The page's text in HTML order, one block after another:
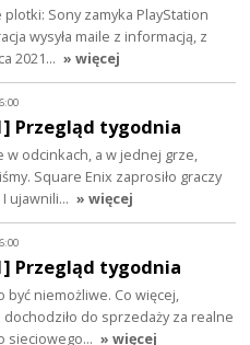
Sony zamyka PlayStation
wysyła maile z informacją, z
2021… » więcej
Przegląd tygodnia
w odcinkach, a w jednej grze,
Square Enix zaprosiło graczy
ujawnili… » więcej
Przegląd tygodnia
być niemożliwe. Co więcej,
dochodziło do sprzedaży za realne
sieciowego… » więcej